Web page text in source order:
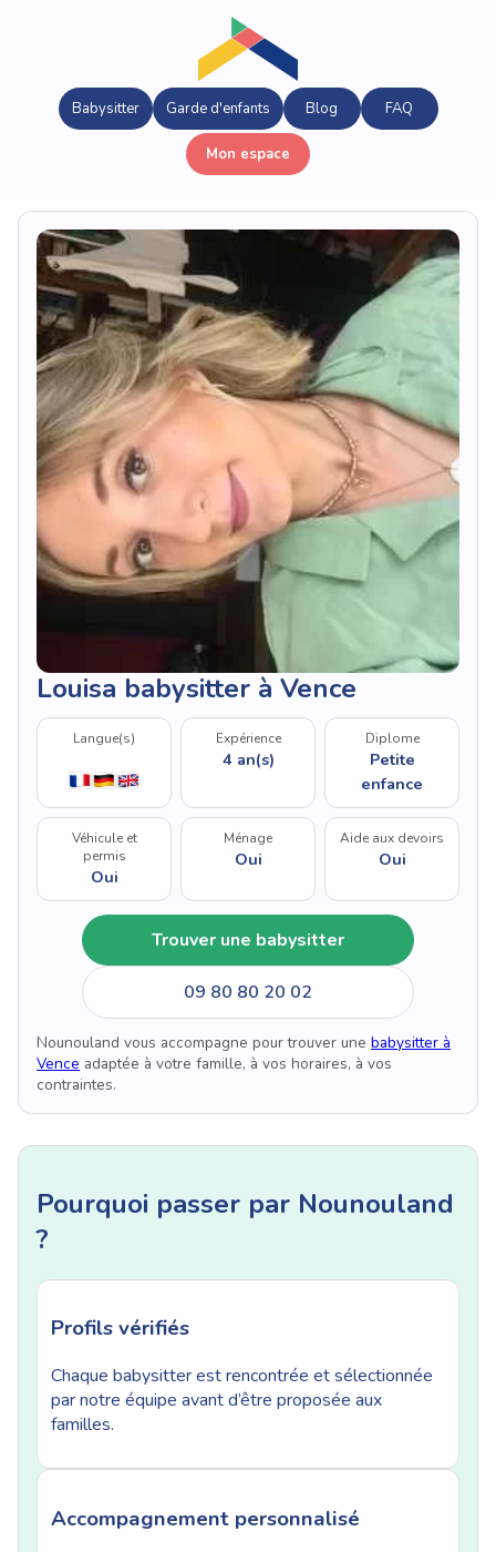
Babysitter Garde d'enfants Blog FAQ
Mon espace
Louisa babysitter à Vence
Langue(s) Expérience
4 an(s)
Diplome
Petite
enfance
Véhicule et
permis
Oui
Ménage
Oui
Aide aux devoirs
Oui
Trouver une babysitter
09 80 80 20 02
Nounouland vous accompagne pour trouver une babysitter à
Vence adaptée à votre famille, à vos horaires, à vos
contraintes.
Pourquoi passer par Nounouland
?
Profils vérifiés
Chaque babysitter est rencontrée et sélectionnée
par notre équipe avant d’être proposée aux
familles.
Accompagnement personnalisé